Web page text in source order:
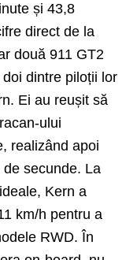
și 43,8
direct de la
două 911 GT2
dintre piloții lor
Ei au reușit să
ului
realizând apoi
secunde. La
Kern a
km/h pentru a
RWD. În